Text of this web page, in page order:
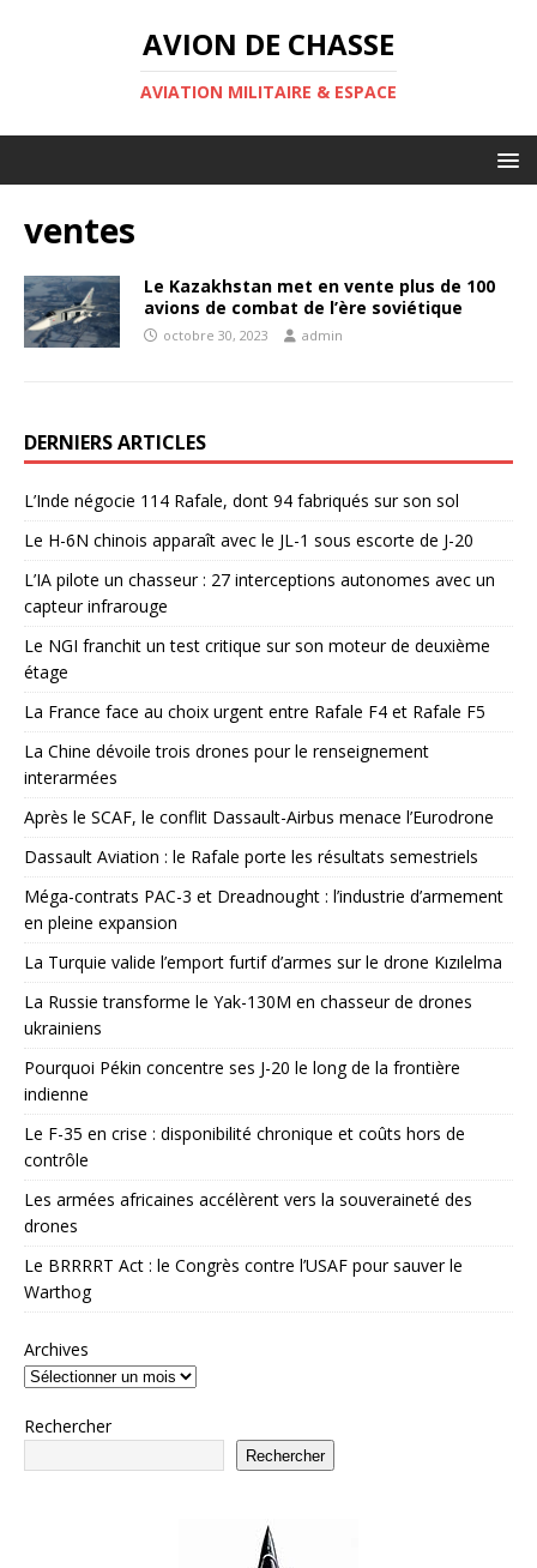
AVION DE CHASSE
AVIATION MILITAIRE & ESPACE
ventes
Le Kazakhstan met en vente plus de 100
avions de combat de l’ère soviétique
octobre 30, 2023 admin
DERNIERS ARTICLES
L’Inde négocie 114 Rafale, dont 94 fabriqués sur son sol
Le H-6N chinois apparaît avec le JL-1 sous escorte de J-20
L’IA pilote un chasseur : 27 interceptions autonomes avec un
capteur infrarouge
Le NGI franchit un test critique sur son moteur de deuxième
étage
La France face au choix urgent entre Rafale F4 et Rafale F5
La Chine dévoile trois drones pour le renseignement
interarmées
Après le SCAF, le conflit Dassault-Airbus menace l’Eurodrone
Dassault Aviation : le Rafale porte les résultats semestriels
Méga-contrats PAC-3 et Dreadnought : l’industrie d’armement
en pleine expansion
La Turquie valide l’emport furtif d’armes sur le drone Kızılelma
La Russie transforme le Yak-130M en chasseur de drones
ukrainiens
Pourquoi Pékin concentre ses J-20 le long de la frontière
indienne
Le F-35 en crise : disponibilité chronique et coûts hors de
contrôle
Les armées africaines accélèrent vers la souveraineté des
drones
Le BRRRRT Act : le Congrès contre l’USAF pour sauver le
Warthog
Archives
Rechercher
Rechercher